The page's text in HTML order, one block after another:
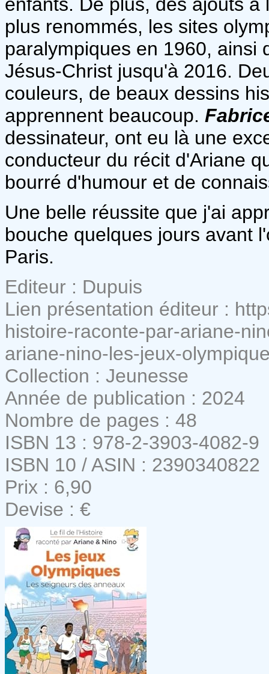
plus renommés, les sites
paralympiques en 1960, ainsi
Jésus-Christ jusqu'à 2016.
couleurs, de beaux dessins
apprennent beaucoup.
dessinateur, ont eu là une
conducteur du récit d'Ariane
bourré d'humour et de
Une belle réussite que j'ai
bouche quelques jours avant
Paris.
Editeur : Dupuis
Lien présentation éditeur :
histoire-raconte-par-ariane-
ariane-nino-les-jeux-
Collection : Jeunesse
Année de publication : 2024
Nombre de pages : 48
ISBN 13 : 978-2-3903-4082-9
ISBN 10 / ASIN : 2390340822
Prix : 6,90
Devise : €